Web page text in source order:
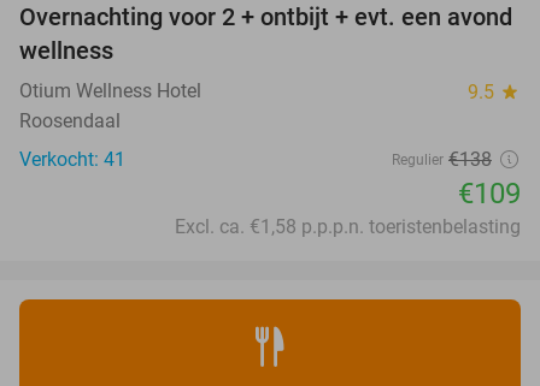
21%
Overnachting voor 2 + ontbijt + evt. een avond
wellness
Otium Wellness Hotel 9.5 star
Roosendaal
Verkocht: 41
Regulier €138
€109
Excl. ca. €1,58 p.p.p.n. toeristenbelasting